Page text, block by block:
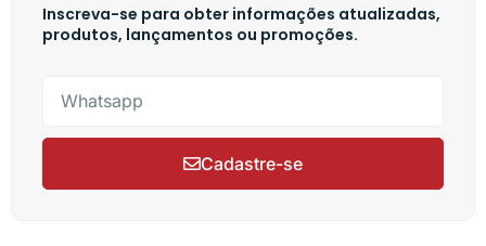
Inscreva-se para obter informações atualizadas,
produtos, lançamentos ou promoções.
Cadastre-se